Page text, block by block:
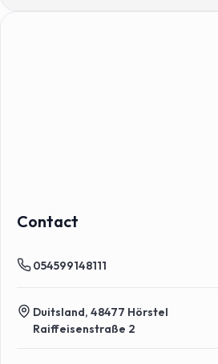
Contact
054599148111
Duitsland, 48477 Hörstel
Raiffeisenstraße 2